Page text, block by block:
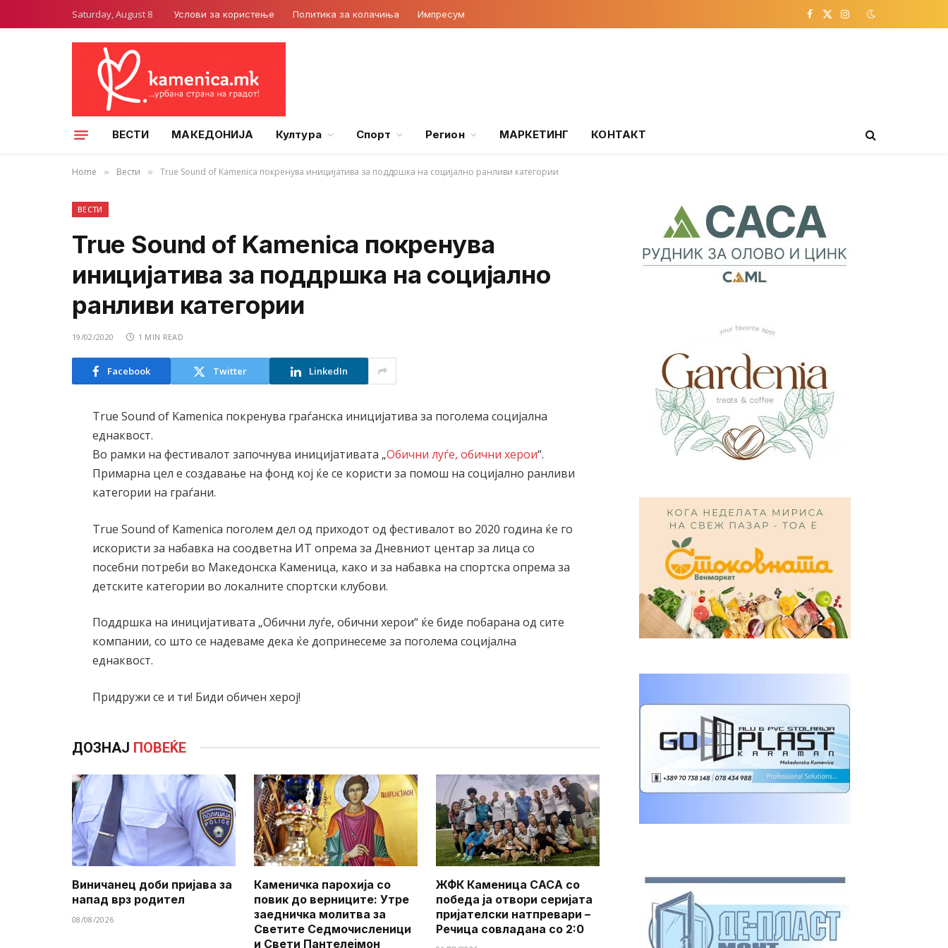
Saturday, August 8 Услови за користење Политика за колачиња Импресум Facebook
X
Instagram
ВЕСТИ МАКЕДОНИЈА Култура Спорт Регион МАРКЕТИНГ КОНТАКТ
Home » Вести » True Sound of Kamenica покренува иницијатива за поддршка на социјално ранливи категории
ВЕСТИ
True Sound of Kamenica покренува
иницијатива за поддршка на социјално
ранливи категории
19/02/2020 1 MIN READ
Facebook Twitter LinkedIn
True Sound of Kamenica покренува граѓанска иницијатива за поголема социјална
еднаквост.
Во рамки на фестивалот започнува иницијативата „Обични луѓе, обични херои“.
Примарна цел е создавање на фонд кој ќе се користи за помош на социјално ранливи
категории на граѓани.
True Sound of Kamenica поголем дел од приходот од фестивалот во 2020 година ќе го
искористи за набавка на соодветна ИТ опрема за Дневниот центар за лица со
посебни потреби во Македонска Каменица, како и за набавка на спортска опрема за
детските категории во локалните спортски клубови.
Поддршка на иницијативата „Обични луѓе, обични херои“ ќе биде побарана од сите
компании, со што се надеваме дека ќе допринесеме за поголема социјална
еднаквост.
Придружи се и ти! Биди обичен херој!
ДОЗНАЈ ПОВЕЌЕ
Виничанец доби пријава за
напад врз родител
08/08/2026
Каменичка парохија со
повик до верниците: Утре
заедничка молитва за
Светите Седмочисленици
и Свети Пантелејмон
ЖФК Каменица САСА со
победа ја отвори серијата
пријателски натпревари –
Речица совладана со 2:0